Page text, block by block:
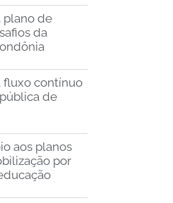
plano de
da
fluxo contínuo
de
aos planos
por